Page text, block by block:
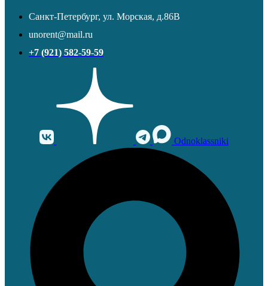
Санкт-Петербург, ул. Морская, д.86В
unorent@mail.ru
+7 (921) 582-59-59
Odnoklassniki